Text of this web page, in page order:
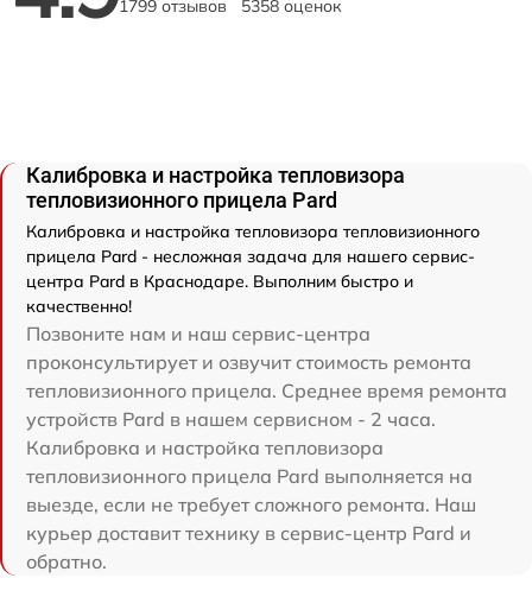
1799 отзывов 5358 оценок
Калибровка и настройка тепловизора
тепловизионного прицела Pard
Калибровка и настройка тепловизора тепловизионного
прицела Pard - несложная задача для нашего сервис-
центра Pard в Краснодаре. Выполним быстро и
качественно!
Позвоните нам и наш сервис-центра
проконсультирует и озвучит стоимость ремонта
тепловизионного прицела. Среднее время ремонта
устройств Pard в нашем сервисном - 2 часа.
Калибровка и настройка тепловизора
тепловизионного прицела Pard выполняется на
выезде, если не требует сложного ремонта. Наш
курьер доставит технику в сервис-центр Pard и
обратно.